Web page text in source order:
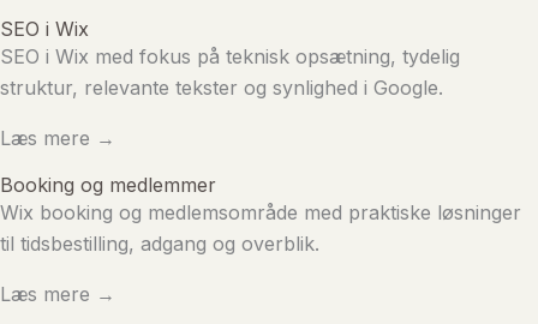
SEO i Wix
SEO i Wix med fokus på teknisk opsætning, tydelig
struktur, relevante tekster og synlighed i Google.
Læs mere →
Booking og medlemmer
Wix booking og medlemsområde med praktiske løsninger
til tidsbestilling, adgang og overblik.
Læs mere →